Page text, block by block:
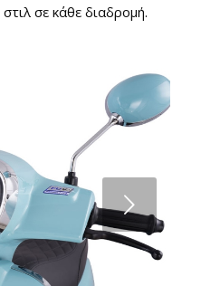
σε κάθε διαδρομή.